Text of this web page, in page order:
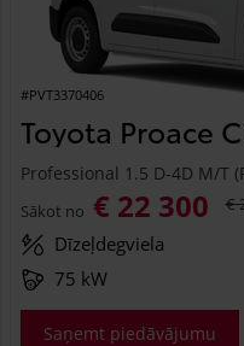
#PVT3370406
Toyota Proace
Professional 1.5 D-4D M/T
Sākot no € 22 300 €
Dīzeļdegviela
75 kW
Saņemt piedāvājumu